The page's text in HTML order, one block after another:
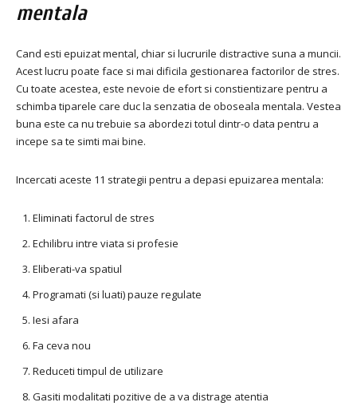
mentala
Cand esti epuizat mental, chiar si lucrurile distractive suna a muncii.
Acest lucru poate face si mai dificila gestionarea factorilor de stres.
Cu toate acestea, este nevoie de efort si constientizare pentru a
schimba tiparele care duc la senzatia de oboseala mentala. Vestea
buna este ca nu trebuie sa abordezi totul dintr-o data pentru a
incepe sa te simti mai bine.
Incercati aceste 11 strategii pentru a depasi epuizarea mentala:
Eliminati factorul de stres
Echilibru intre viata si profesie
Eliberati-va spatiul
Programati (si luati) pauze regulate
Iesi afara
Fa ceva nou
Reduceti timpul de utilizare
Gasiti modalitati pozitive de a va distrage atentia